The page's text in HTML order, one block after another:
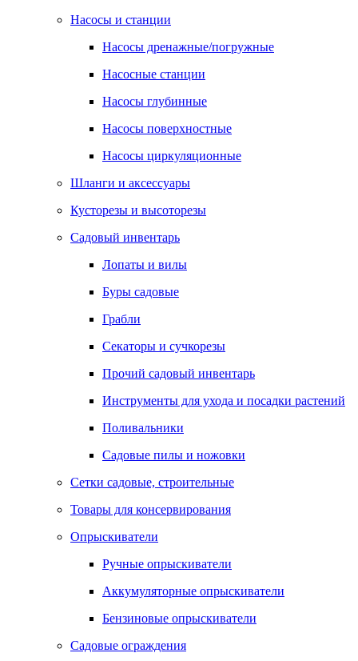
Насосы и станции
Насосы дренажные/погружные
Насосные станции
Насосы глубинные
Насосы поверхностные
Насосы циркуляционные
Шланги и аксессуары
Кусторезы и высоторезы
Садовый инвентарь
Лопаты и вилы
Буры садовые
Грабли
Секаторы и сучкорезы
Прочий садовый инвентарь
Инструменты для ухода и посадки растений
Поливальники
Садовые пилы и ножовки
Сетки садовые, строительные
Товары для консервирования
Опрыскиватели
Ручные опрыскиватели
Аккумуляторные опрыскиватели
Бензиновые опрыскиватели
Садовые ограждения